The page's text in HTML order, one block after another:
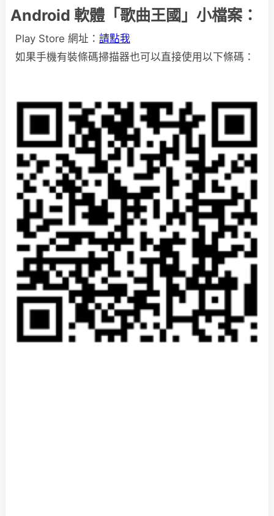
Android 軟體「歌曲王國」小檔案：
Play Store 網址： 請點我
如果手機有裝條碼掃描器也可以直接使用以下條碼：